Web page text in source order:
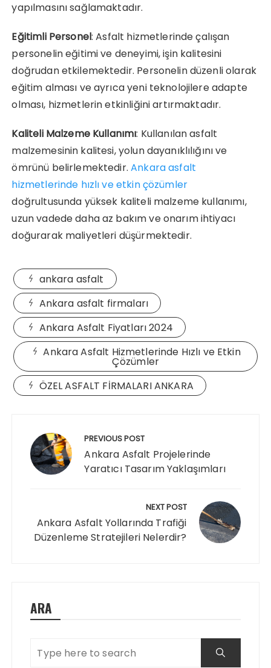
yapılmasını sağlamaktadır.
Eğitimli Personel: Asfalt hizmetlerinde çalışan
personelin eğitimi ve deneyimi, işin kalitesini
doğrudan etkilemektedir. Personelin düzenli olarak
eğitim alması ve ayrıca yeni teknolojilere adapte
olması, hizmetlerin etkinliğini artırmaktadır.
Kaliteli Malzeme Kullanımı: Kullanılan asfalt
malzemesinin kalitesi, yolun dayanıklılığını ve
ömrünü belirlemektedir.Ankara asfalt
hizmetlerinde hızlı ve etkin çözümler
doğrultusunda yüksek kaliteli malzeme kullanımı,
uzun vadede daha az bakım ve onarım ihtiyacı
doğurarak maliyetleri düşürmektedir.
ankara asfalt
Ankara asfalt firmaları
Ankara Asfalt Fiyatları 2024
Ankara Asfalt Hizmetlerinde Hızlı ve Etkin
Çözümler
ÖZEL ASFALT FİRMALARI ANKARA
navigation PREVIOUS POST
Ankara Asfalt Projelerinde
Yaratıcı Tasarım Yaklaşımları
NEXT POST
Ankara Asfalt Yollarında Trafiği
Düzenleme Stratejileri Nelerdir?
ARA